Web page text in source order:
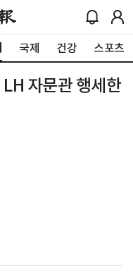
국제 건강 스포츠
자문관 행세한